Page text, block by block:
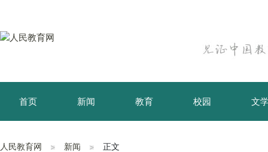
首页 新闻 教育 校园 文
育儿 资讯
人民教育网 新闻 正文